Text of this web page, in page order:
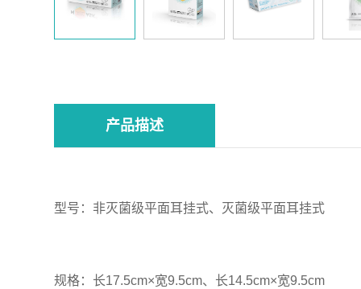
产品描述
型号：非灭菌级平面耳挂式、灭菌级平面耳挂式
规格：长17.5cm×宽9.5cm、长14.5cm×宽9.5cm